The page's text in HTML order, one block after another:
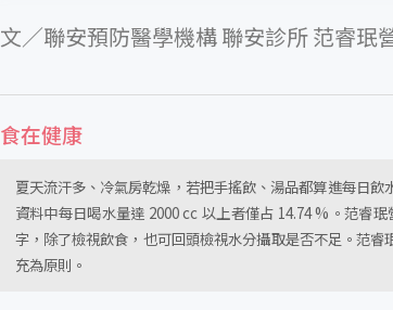
文／聯安預防醫學機構 聯安診所 范睿珉
食在健康
夏天流汗多、冷氣房乾燥，若把手搖飲、湯品都算進每日
資料中每日喝水量達 2000 cc 以上者僅占 14.74 %。范睿
字，除了檢視飲食，也可回頭檢視水分攝取是否不足。范
充為原則。